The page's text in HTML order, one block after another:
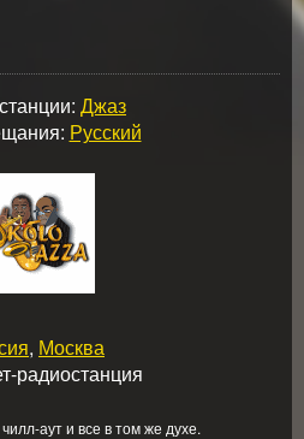
Джаз
Русский
, Москва
радиостанция
аут и все в том же духе.